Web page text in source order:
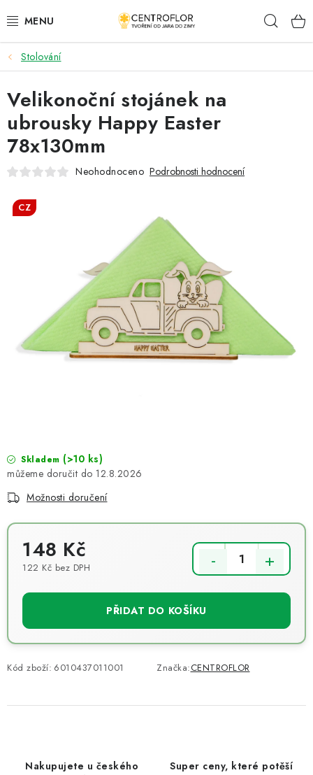
na
SEZÓNNÍ TVOŘENÍ
DŘEVĚNÉ VÝROBKY
MEDAILE
PLACKY A MAGNETKY
VŠE PRO TVOŘENÍ
NOVINKY
TIPY NA TVOŘENÍ
Moje objednávka
Stolování
Skladem (>10 ks)
12.8.2026
Možnosti doručení
148 Kč
122 Kč bez DPH
PŘIDAT DO KOŠÍKU
Kód zboží: 6010437011001 Značka:CENTROFLOR
Velikonoční stojánek na
ubrousky Happy Easter
78x130mm
Neohodnoceno Podrobnosti hodnocení
CZ
Nakupujete u českého
Super ceny, které potěší